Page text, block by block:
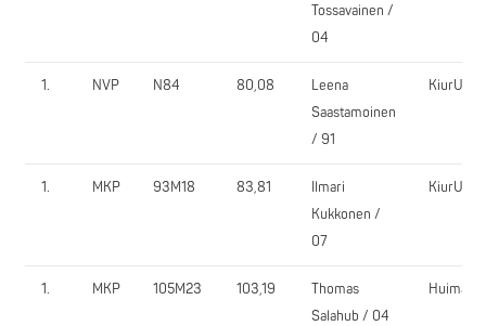
Tossavainen /
04
1. NVP N84 80,08
Leena
Saastamoinen
/ 91
KiurU
1. MKP 93M18 83,81
Ilmari
Kukkonen /
07
KiurU
1. MKP 105M23 103,19
Thomas
Salahub / 04
Huima